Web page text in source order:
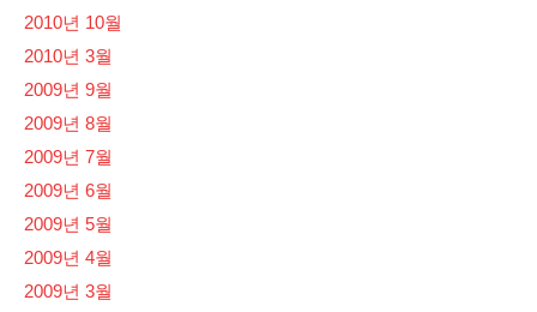
2010년 10월
2010년 3월
2009년 9월
2009년 8월
2009년 7월
2009년 6월
2009년 5월
2009년 4월
2009년 3월